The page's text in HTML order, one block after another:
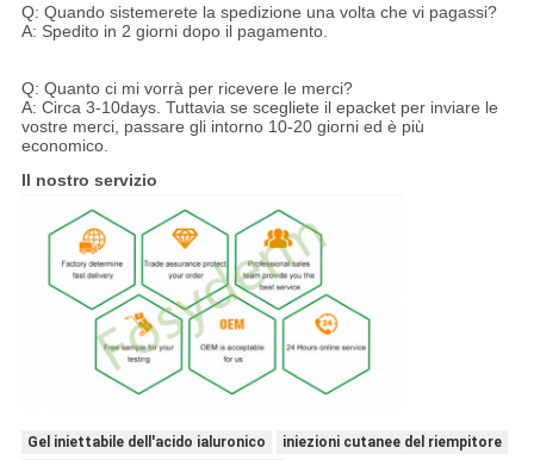
Q: Quando sistemerete la spedizione una volta che vi pagassi?
A: Spedito in 2 giorni dopo il pagamento.
Q: Quanto ci mi vorrà per ricevere le merci?
A: Circa 3-10days. Tuttavia se scegliete il epacket per inviare le
vostre merci, passare gli intorno 10-20 giorni ed è più
economico.
Il nostro servizio
Gel iniettabile dell'acido ialuronico
iniezioni cutanee del riempitore